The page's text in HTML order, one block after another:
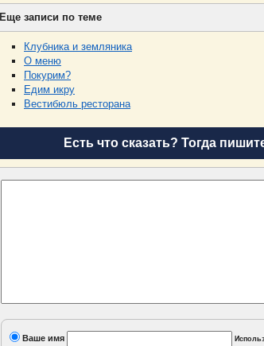
Еще записи по теме
Клубника и земляника
О меню
Покурим?
Едим икру
Вeстибюль ресторана
Есть что сказать? Тогда
Ваше имя